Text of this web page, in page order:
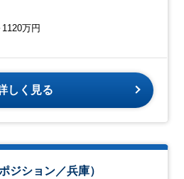
1120万円
しく見る
ジション／兵庫）